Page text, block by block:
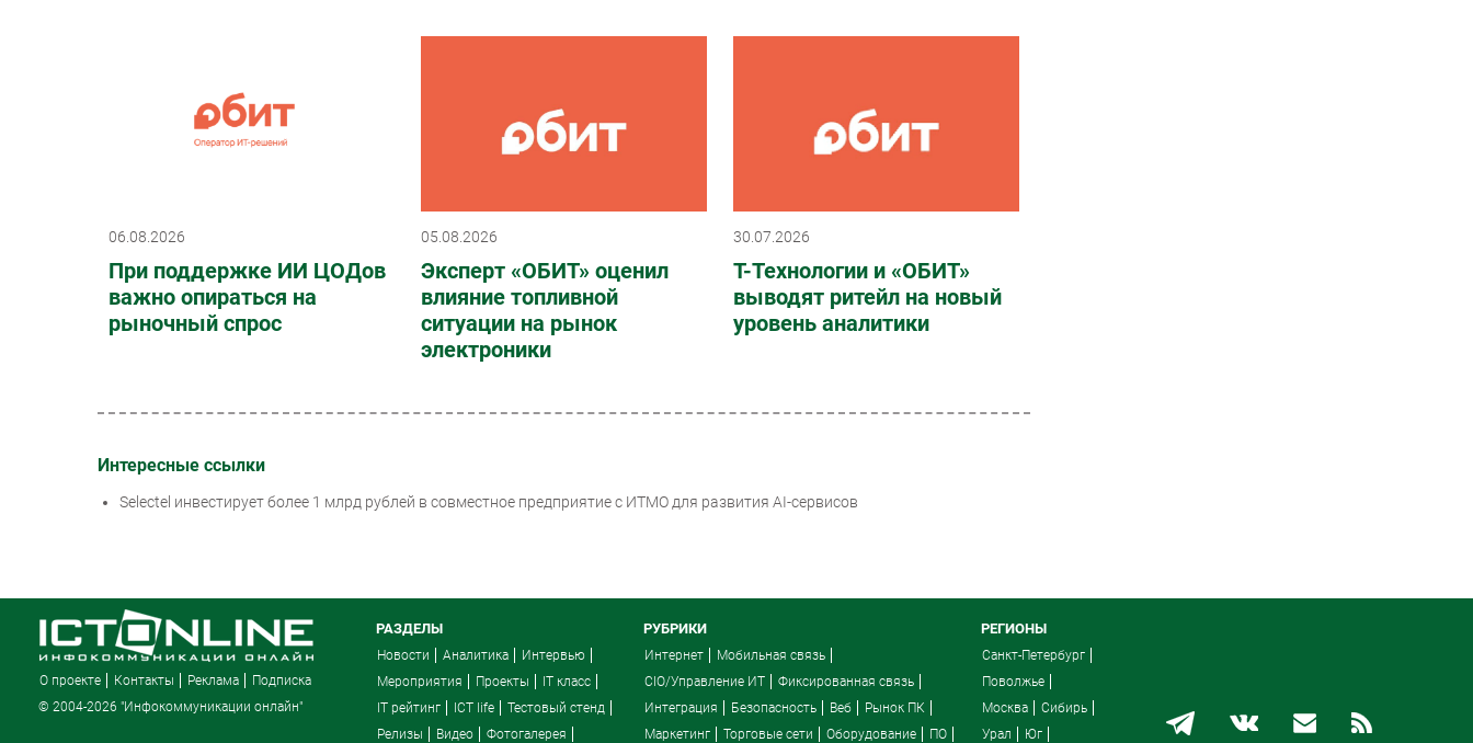
06.08.2026
При поддержке ИИ ЦОДов
важно опираться на
рыночный спрос
05.08.2026
Эксперт «ОБИТ» оценил
влияние топливной
ситуации на рынок
электроники
30.07.2026
Т-Технологии и «ОБИТ»
выводят ритейл на новый
уровень аналитики
Интересные ссылки
Selectel инвестирует более 1 млрд рублей в совместное предприятие с ИТМО для развития AI-сервисов
О проекте Контакты Реклама
Подписка
© 2004-2026 "Инфокоммуникации онлайн"
РАЗДЕЛЫ
Новости Аналитика
Интервью
Мероприятия
Проекты
IT класс
IT рейтинг
ICT life
Тестовый стенд
Релизы
Видео Фотогалерея
РУБРИКИ
Интернет
Мобильная связь
CIO/Управление ИТ
Фиксированная связь
Интеграция
Безопасность Веб
Рынок ПК
Маркетинг
Торговые сети Оборудование ПО
РЕГИОНЫ
Санкт-Петербург
Поволжье
Москва
Сибирь
Урал
Юг